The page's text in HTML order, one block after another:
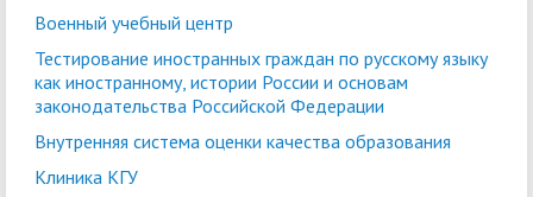
Военный учебный центр
Тестирование иностранных граждан по русскому языку
как иностранному, истории России и основам
законодательства Российской Федерации
Внутренняя система оценки качества образования
Клиника КГУ